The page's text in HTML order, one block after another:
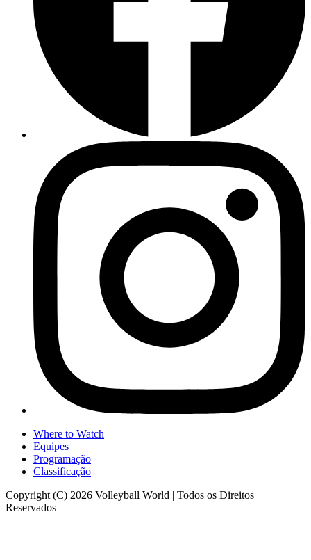
Where to Watch
Equipes
Programação
Classificação
Copyright (C) 2026 Volleyball World | Todos os Direitos
Reservados